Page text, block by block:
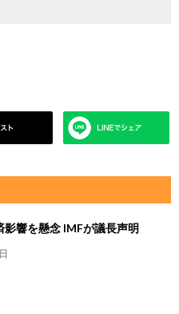
影響を懸念 IMFが議長声明